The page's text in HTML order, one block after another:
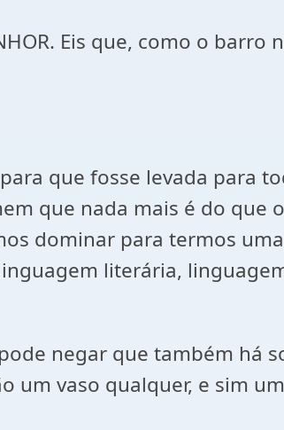
Eis que, como o barro
que fosse levada para
que nada mais é do que
dominar para termos
literária,
negar que também há
um vaso qualquer, e sim